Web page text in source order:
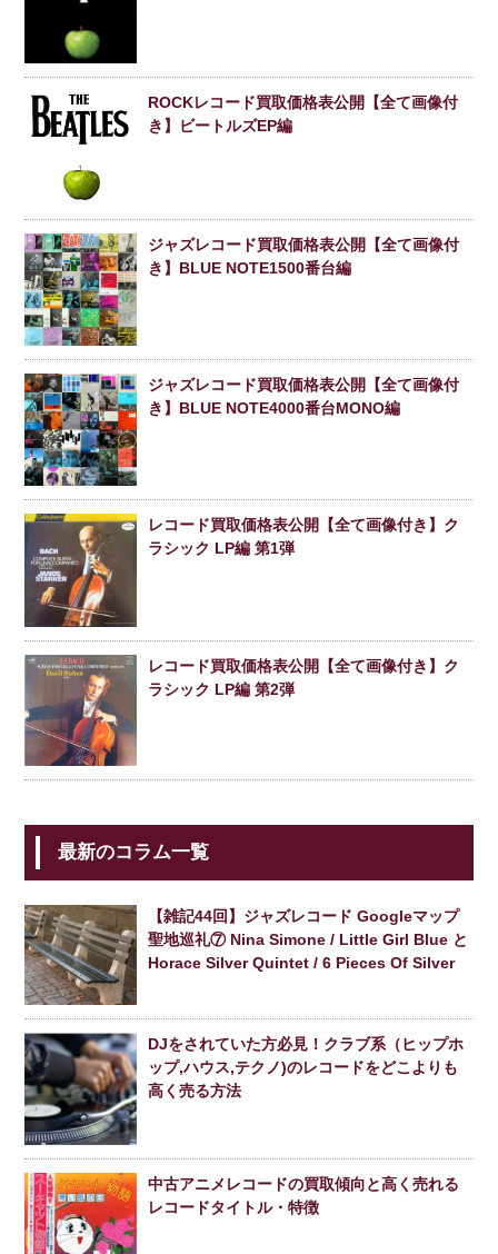
ROCKレコード買取価格表公開【全て画像付
き】ビートルズEP編
ジャズレコード買取価格表公開【全て画像付
き】BLUE NOTE1500番台編
ジャズレコード買取価格表公開【全て画像付
き】BLUE NOTE4000番台MONO編
レコード買取価格表公開【全て画像付き】ク
ラシック LP編 第1弾
レコード買取価格表公開【全て画像付き】ク
ラシック LP編 第2弾
最新のコラム一覧
【雑記44回】ジャズレコード Googleマップ
聖地巡礼⑦ Nina Simone / Little Girl Blue と
Horace Silver Quintet / 6 Pieces Of Silver
DJをされていた方必見！クラブ系（ヒップホ
ップ,ハウス,テクノ)のレコードをどこよりも
高く売る方法
中古アニメレコードの買取傾向と高く売れる
レコードタイトル・特徴